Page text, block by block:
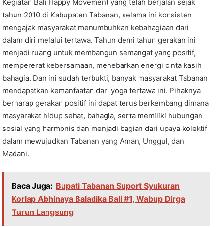
Kegiatan Bali Happy Movement yang telah berjalan sejak
tahun 2010 di Kabupaten Tabanan, selama ini konsisten
mengajak masyarakat menumbuhkan kebahagiaan dari
dalam diri melalui tertawa. Tahun demi tahun gerakan ini
menjadi ruang untuk membangun semangat yang positif,
mempererat kebersamaan, menebarkan energi cinta kasih
bahagia. Dan ini sudah terbukti, banyak masyarakat Tabanan
mendapatkan kemanfaatan dari yoga tertawa ini. Pihaknya
berharap gerakan positif ini dapat terus berkembang dimana
masyarakat hidup sehat, bahagia, serta memiliki hubungan
sosial yang harmonis dan menjadi bagian dari upaya kolektif
dalam mewujudkan Tabanan yang Aman, Unggul, dan
Madani.
Baca Juga: Bupati Tabanan Suport Syukuran
Korlap Abhinaya Baladika Bali #1, Wabup Dirga
Turun Langsung